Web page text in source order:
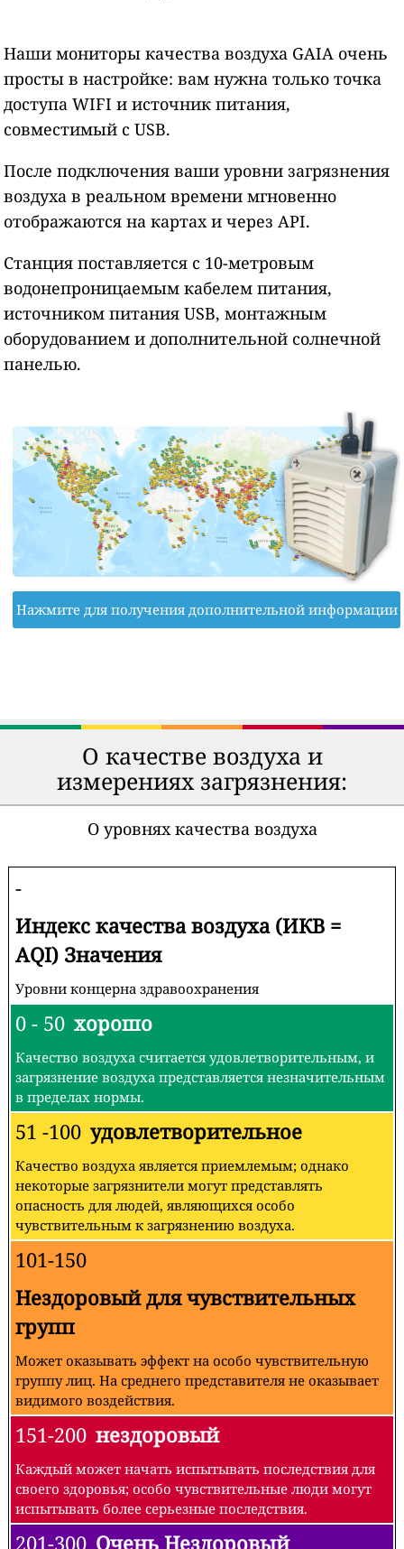
Наши мониторы качества воздуха GAIA очень
просты в настройке: вам нужна только точка
доступа WIFI и источник питания,
совместимый с USB.
После подключения ваши уровни загрязнения
воздуха в реальном времени мгновенно
отображаются на картах и через API.
Станция поставляется с 10-метровым
водонепроницаемым кабелем питания,
источником питания USB, монтажным
оборудованием и дополнительной солнечной
панелью.
Нажмите для получения дополнительной информации
О качестве воздуха и
измерениях загрязнения:
О уровнях качества воздуха
-
Индекс качества воздуха (ИКВ =
AQI) Значения
Уровни концерна здравоохранения
0 - 50 хорошо
Качество воздуха считается удовлетворительным, и
загрязнение воздуха представляется незначительным
в пределах нормы.
51 -100 удовлетворительное
Качество воздуха является приемлемым; однако
некоторые загрязнители могут представлять
опасность для людей, являющихся особо
чувствительным к загрязнению воздуха.
101-150
Нездоровый для чувствительных
групп
Может оказывать эффект на особо чувствительную
группу лиц. На среднего представителя не оказывает
видимого воздействия.
151-200 нездоровый
Каждый может начать испытывать последствия для
своего здоровья; особо чувствительные люди могут
испытывать более серьезные последствия.
201-300 Очень Нездоровый